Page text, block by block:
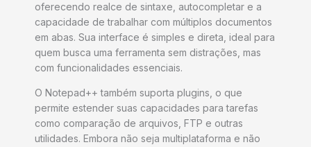
oferecendo realce de sintaxe, autocompletar e a
capacidade de trabalhar com múltiplos documentos
em abas. Sua interface é simples e direta, ideal para
quem busca uma ferramenta sem distrações, mas
com funcionalidades essenciais.
O Notepad++ também suporta plugins, o que
permite estender suas capacidades para tarefas
como comparação de arquivos, FTP e outras
utilidades. Embora não seja multiplataforma e não